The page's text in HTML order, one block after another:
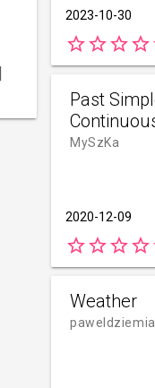
2023-10-30
star_borderstar_borderstar_borderstar_border
Past
MySzKa
2020-12-09
star_borderstar_borderstar_borderstar_border
Weather